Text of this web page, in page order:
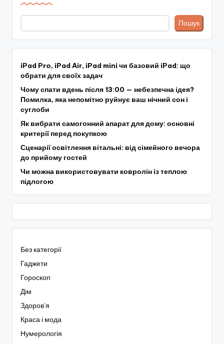
Пошук
iPad Pro, iPad Air, iPad mini чи базовий iPad: що
обрати для своїх задач
Чому спати вдень після 13:00 — небезпечна ідея?
Помилка, яка непомітно руйнує ваш нічний сон і
суглоби
Як вибрати самогонний апарат для дому: основні
критерії перед покупкою
Сценарії освітлення вітальні: від сімейного вечора
до прийому гостей
Чи можна використовувати ковролін із теплою
підлогою
Без категорії
Гаджети
Гороскоп
Дім
Здоров’я
Краса і мода
Нумерологія